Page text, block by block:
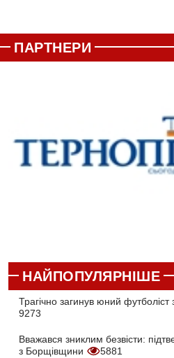
ПАРТНЕРИ
НАЙПОПУЛЯРНІШЕ
Трагічно загинув юний
9273
Вважався зниклим безвісти:
з Борщівщини
5881